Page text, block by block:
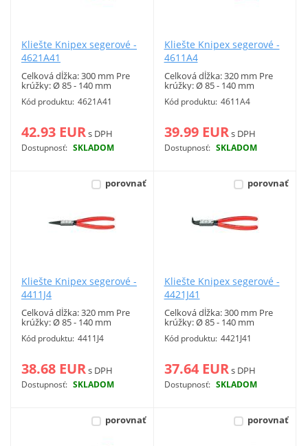
Kliešte Knipex segerové -
4621A41
Celková dĺžka: 300 mm Pre
krúžky: Ø 85 - 140 mm
Kód produktu: 4621A41
42.93 EURs DPH
Dostupnosť: SKLADOM
Viac info
Kliešte Knipex segerové -
4611A4
Celková dĺžka: 320 mm Pre
krúžky: Ø 85 - 140 mm
Kód produktu: 4611A4
39.99 EURs DPH
Dostupnosť: SKLADOM
Viac info
porovnať
Kliešte Knipex segerové -
4411J4
Celková dĺžka: 320 mm Pre
krúžky: Ø 85 - 140 mm
Kód produktu: 4411J4
38.68 EURs DPH
Dostupnosť: SKLADOM
Viac info
porovnať
Kliešte Knipex segerové -
4421J41
Celková dĺžka: 300 mm Pre
krúžky: Ø 85 - 140 mm
Kód produktu: 4421J41
37.64 EURs DPH
Dostupnosť: SKLADOM
Viac info
porovnať porovnať